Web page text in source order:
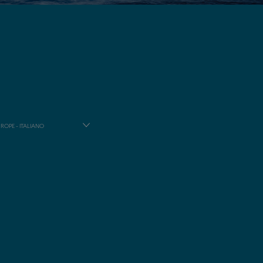
- ITALIANO